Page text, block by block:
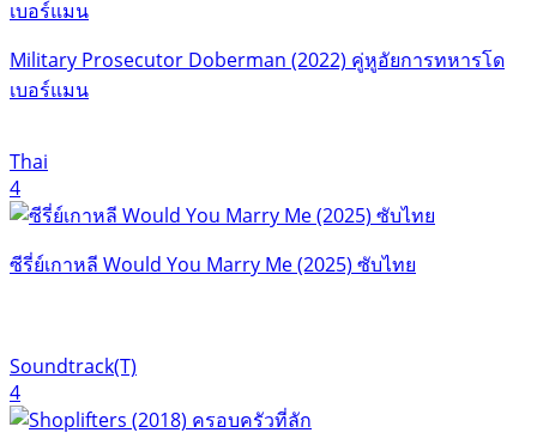
Military Prosecutor Doberman (2022) คู่หูอัยการทหารโด
เบอร์แมน
Thai
4
ซีรี่ย์เกาหลี Would You Marry Me (2025) ซับไทย
Soundtrack(T)
4